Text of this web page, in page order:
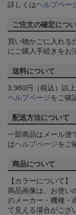
詳しくはヘルプペー
ご注文の確定につ
買い物かごに入れる
にご購入手続きをお
送料について
3,980円（税込）以
ヘルプページをご確
配送方法について
一部商品はメール便
はヘルプページをご
商品について
【カラーについて】
商品画像は、お使い
のメーカー・機種・
て見える場合がござ